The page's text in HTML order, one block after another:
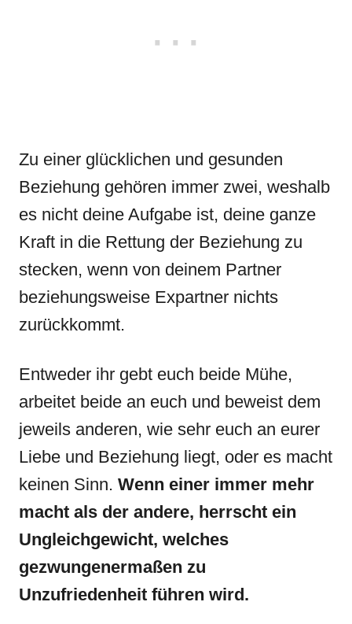
Zu einer glücklichen und gesunden
Beziehung gehören immer zwei, weshalb
es nicht deine Aufgabe ist, deine ganze
Kraft in die Rettung der Beziehung zu
stecken, wenn von deinem Partner
beziehungsweise Expartner nichts
zurückkommt.
Entweder ihr gebt euch beide Mühe,
arbeitet beide an euch und beweist dem
jeweils anderen, wie sehr euch an eurer
Liebe und Beziehung liegt, oder es macht
keinen Sinn. Wenn einer immer mehr
macht als der andere, herrscht ein
Ungleichgewicht, welches
gezwungenermaßen zu
Unzufriedenheit führen wird.